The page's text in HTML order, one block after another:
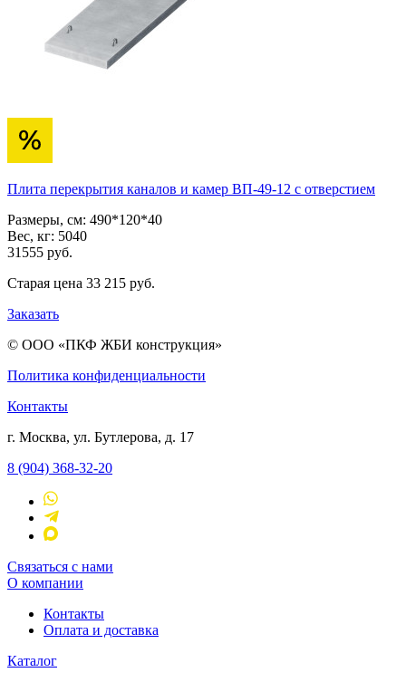
Плита перекрытия каналов и камер ВП-49-12 с отверстием
Размеры, см: 490*120*40
Вес, кг: 5040
31555 pуб.
Старая цена 33 215 pуб.
Заказать
© ООО «ПКФ ЖБИ конструкция»
Политика конфиденциальности
Контакты
г. Москва, ул. Бутлерова, д. 17
8 (904) 368-32-20
Связаться с нами
О компании
Контакты
Оплата и доставка
Каталог